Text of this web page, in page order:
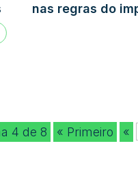
nas regras do
4 de 8 « Primeiro «